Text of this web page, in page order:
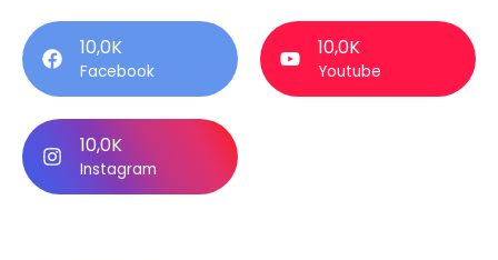
10,0K
Facebook
10,0K
Youtube
10,0K
Instagram